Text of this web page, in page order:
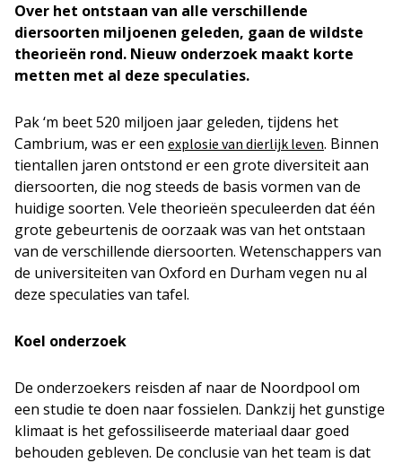
Over het ontstaan van alle verschillende
diersoorten miljoenen geleden, gaan de wildste
theorieën rond. Nieuw onderzoek maakt korte
metten met al deze speculaties.
Pak ‘m beet 520 miljoen jaar geleden, tijdens het
Cambrium, was er een explosie van dierlijk leven. Binnen
tientallen jaren ontstond er een grote diversiteit aan
diersoorten, die nog steeds de basis vormen van de
huidige soorten. Vele theorieën speculeerden dat één
grote gebeurtenis de oorzaak was van het ontstaan
van de verschillende diersoorten. Wetenschappers van
de universiteiten van Oxford en Durham vegen nu al
deze speculaties van tafel.
Koel onderzoek
De onderzoekers reisden af naar de Noordpool om
een studie te doen naar fossielen. Dankzij het gunstige
klimaat is het gefossiliseerde materiaal daar goed
behouden gebleven. De conclusie van het team is dat